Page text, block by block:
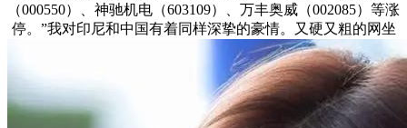
（000550）、神驰机电（603109）、万丰奥威（002085）等涨
停。”我对印尼和中国有着同样深挚的豪情。又硬又粗的网坐